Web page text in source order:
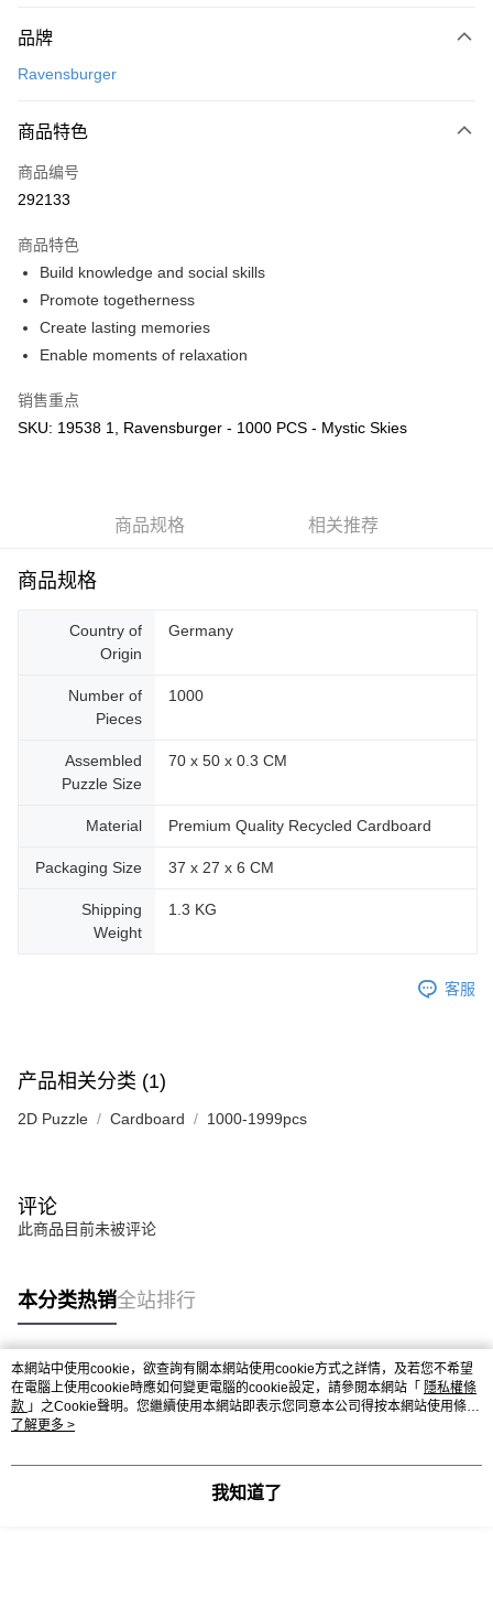
信用卡一次付清
相关说明
只有马来亚银行、联昌国际银行、大众银行、兴业银行、香港隆丰银行、伊
斯兰银行、AmBank、BSN Bank
Boost
GrabPay
运送方式
Free Shipping (Min RM100) within West Malaysia!
Free Shipping (Min RM100.00) within West Malaysia!
Pickup In-Store (3 working days, SMS notify)
免运费
品牌
Ravensburger
商品特色
商品编号
292133
商品特色
Build knowledge and social skills
Promote togetherness
Create lasting memories
Enable moments of relaxation
销售重点
SKU: 19538 1, Ravensburger - 1000 PCS - Mystic Skies
商品规格 相关推荐
商品规格
Country of
Origin
Germany
Number of
Pieces
1000
Assembled
Puzzle Size
70 x 50 x 0.3 CM
Material Premium Quality Recycled Cardboard
Packaging Size 37 x 27 x 6 CM
Shipping
Weight
1.3 KG
客服
产品相关分类 (1)
2D Puzzle Cardboard 1000-1999pcs
评论
此商品目前未被评论
本分类热销全站排行
热门标签
热销排行
本網站中使用cookie，欲查詢有關本網站使用cookie方式之詳情，及若您不希望
在電腦上使用cookie時應如何變更電腦的cookie設定，請參閱本網站「 隱私權條
款 」之Cookie聲明。您繼續使用本網站即表示您同意本公司得按本網站使用條款
之Cookie聲明使用cookie。
了解更多 >
我知道了